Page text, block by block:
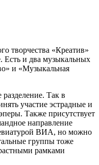
творчества «Креатив»
Есть и два музыкальных
и «Музыкальная
Так в
участие эстрадные и
Также присутствует
направление
ВИА, но можно
группы тоже
рамками